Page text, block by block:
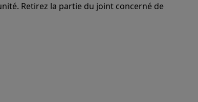
Retirez la partie du joint concerné de